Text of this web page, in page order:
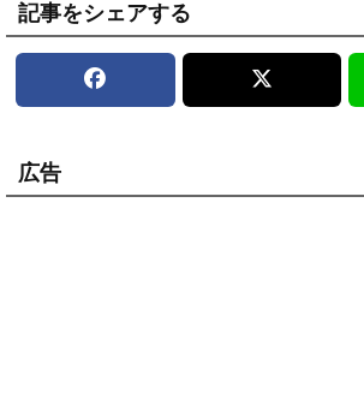
記事をシェアする
広告